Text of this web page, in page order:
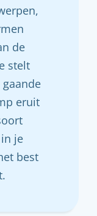
de
stelt
eruit
je
best